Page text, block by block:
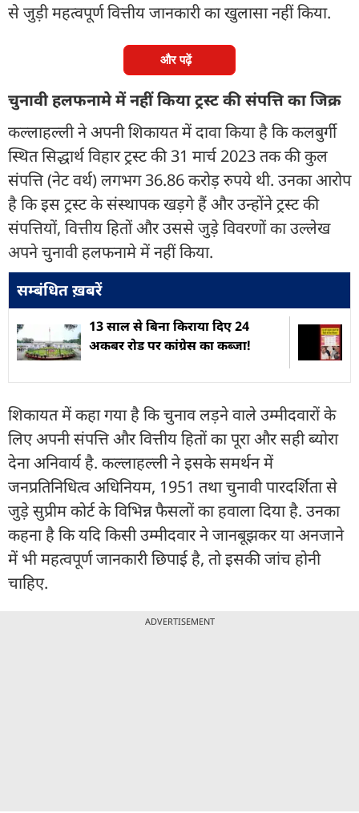
से जुड़ी महत्वपूर्ण वित्तीय जानकारी का खुलासा नहीं किया.
और पढ़ें
चुनावी हलफनामे में नहीं किया ट्रस्ट की संपत्ति का जिक्र
कल्लाहल्ली ने अपनी शिकायत में दावा किया है कि कलबुर्गी
स्थित सिद्धार्थ विहार ट्रस्ट की 31 मार्च 2023 तक की कुल
संपत्ति (नेट वर्थ) लगभग 36.86 करोड़ रुपये थी. उनका आरोप
है कि इस ट्रस्ट के संस्थापक खड़गे हैं और उन्होंने ट्रस्ट की
संपत्तियों, वित्तीय हितों और उससे जुड़े विवरणों का उल्लेख
अपने चुनावी हलफनामे में नहीं किया.
सम्बंधित ख़बरें
13 साल से बिना किराया दिए 24
अकबर रोड पर कांग्रेस का कब्जा!
शिकायत में कहा गया है कि चुनाव लड़ने वाले उम्मीदवारों के
लिए अपनी संपत्ति और वित्तीय हितों का पूरा और सही ब्योरा
देना अनिवार्य है. कल्लाहल्ली ने इसके समर्थन में
जनप्रतिनिधित्व अधिनियम, 1951 तथा चुनावी पारदर्शिता से
जुड़े सुप्रीम कोर्ट के विभिन्न फैसलों का हवाला दिया है. उनका
कहना है कि यदि किसी उम्मीदवार ने जानबूझकर या अनजाने
में भी महत्वपूर्ण जानकारी छिपाई है, तो इसकी जांच होनी
चाहिए.
ADVERTISEMENT